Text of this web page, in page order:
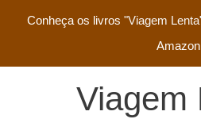
Conheça os livros "Viagem
Amazon
Viagem